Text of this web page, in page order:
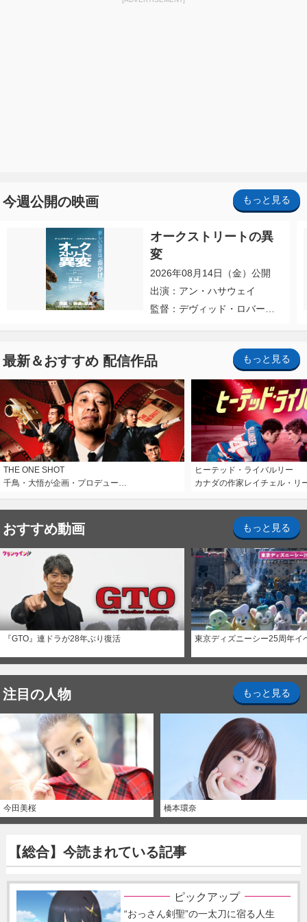
今週公開の映画 もっと見る
オークストリートの異
変
2026年08月14日（金）公開
出演：アン・ハサウェイ
監督：デヴィッド・ロバー
最新＆おすすめ 配信作品 もっと見る
THE ONE SHOT
千鳥・大悟が企画・プロデュー…
ヒーテッド・ライバルリー
カナダの作家レイチェル・リ
おすすめ動画 もっと見る
『GTO』連ドラが28年ぶり復活 東京ディズニーシー25周年イ
注目の人物 もっと見る
今田美桜 橋本環奈
【総合】今読まれている記事
ピックアップ
“おっさん剣聖”の一太刀に宿る人生